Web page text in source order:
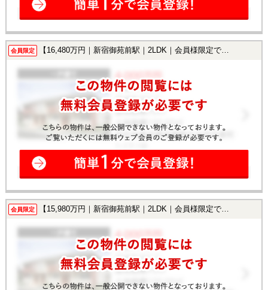
会員限定 【16,480万円｜新宿御苑前駅｜2LDK｜会員様限定で公開中！】
会員限定 【15,980万円｜新宿御苑前駅｜2LDK｜会員様限定で公開中！】